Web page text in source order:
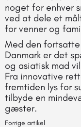
noget for enhver
ved at dele et
for venner og
Med den
Danmark er det
og asiatisk mad
Fra innovative
fremtiden lys for
tilbyde en
gæster.
Forrige artikel